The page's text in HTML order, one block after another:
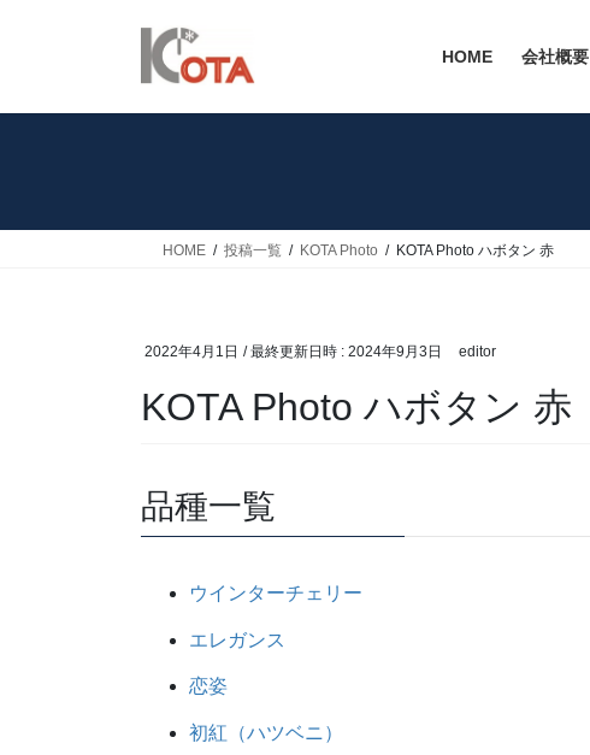
HOME 会社概要
HOME 投稿一覧 KOTA Photo KOTA Photo ハボタン 赤
2022年4月1日 / 最終更新日時 : 2024年9月3日 editor
KOTA Photo ハボタン 赤
品種一覧
ウインターチェリー
エレガンス
恋姿
初紅（ハツベニ）